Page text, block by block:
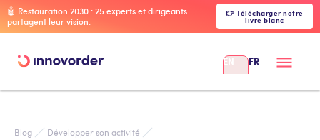
🤖 Restauration 2030 : 25 experts et dirigeants
partagent leur vision.
👉 Télécharger notre
livre blanc
EN FR
Blog
Développer son activité